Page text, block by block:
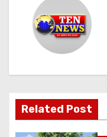
aRelated Post